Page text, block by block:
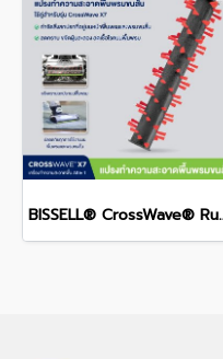
BISSELL® CrossWave® Rug